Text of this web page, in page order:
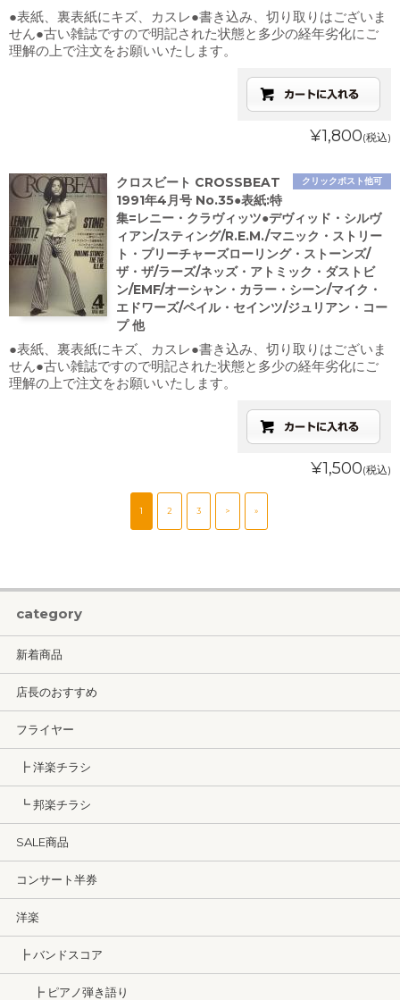
●表紙、裏表紙にキズ、カスレ●書き込み、切り取りはございま
せん●古い雑誌ですので明記された状態と多少の経年劣化にご
理解の上で注文をお願いいたします。
¥1,800(税込)
クリックポスト他可
クロスビート CROSSBEAT
1991年4月号 No.35●表紙:特
集=レニー・クラヴィッツ●デヴィッド・シルヴ
ィアン/スティング/R.E.M./マニック・ストリー
ト・プリーチャーズローリング・ストーンズ/
ザ・ザ/ラーズ/ネッズ・アトミック・ダストビ
ン/EMF/オーシャン・カラー・シーン/マイク・
エドワーズ/ペイル・セインツ/ジュリアン・コー
プ 他
●表紙、裏表紙にキズ、カスレ●書き込み、切り取りはございま
せん●古い雑誌ですので明記された状態と多少の経年劣化にご
理解の上で注文をお願いいたします。
¥1,500(税込)
1 2 3 > »
category
新着商品
店長のおすすめ
フライヤー
┣ 洋楽チラシ
┗ 邦楽チラシ
SALE商品
コンサート半券
洋楽
┣ バンドスコア
┣ ピアノ弾き語り